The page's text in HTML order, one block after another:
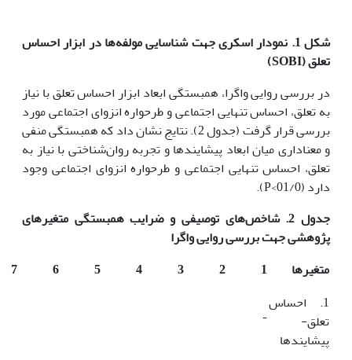
شکل 1. نمودار اسکری جهت شناسایی مولفه‌ها در ابزار احساس
تعلق (SOBI
)
در بررسی روایی واگرا، همبستگی ابعاد ابزار احساس تعلق با نیاز
به تعلق، احساس تنهایی اجتماعی و طرحواره انزوای اجتماعی مورد
بررسی قرار گرفت (جدول 2). نتایج نشان داد که همبستگی منفی
و معناداری میان ابعاد پیشایندها و تجربه روان‌شناختی با نیاز به
تعلق، احساس تنهایی اجتماعی و طرحواره انزوای اجتماعی وجود
دارد (01/0>P).
جدول 2. شاخص‌های توصیفی و ضرایب همبستگی متغیرهای
پژوهشی جهت بررسی روایی واگرا
متغیرها
1
2
3
4
5
6
7
1. احساس
تعلق-
پیشایندها
-